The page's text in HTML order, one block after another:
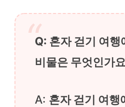
Q: 혼자 걷기 여행
비물은 무엇인가
A: 혼자 걷기 여행